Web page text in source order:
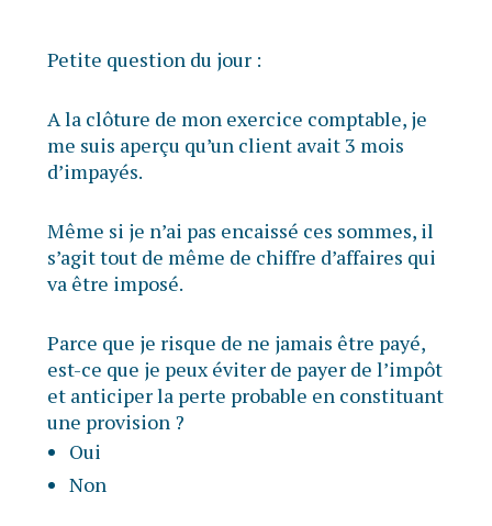
Petite question du jour :
A la clôture de mon exercice comptable, je
me suis aperçu qu’un client avait 3 mois
d’impayés.
Même si je n’ai pas encaissé ces sommes, il
s’agit tout de même de chiffre d’affaires qui
va être imposé.
Parce que je risque de ne jamais être payé,
est-ce que je peux éviter de payer de l’impôt
et anticiper la perte probable en constituant
une provision ?
Oui
Non